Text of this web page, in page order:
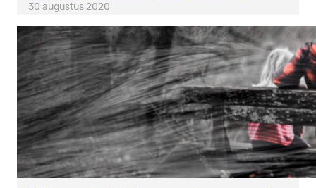
30 augustus 2020